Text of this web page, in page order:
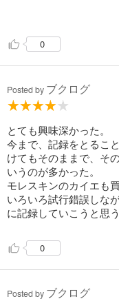
いことは重要です。(48p)
★記録は見返すこと。
0
Posted by ブクログ
とても興味深かった。
今まで、記録をとるこ
けてもそのままで、そ
いうのが多かった。
モレスキンのカイエも
いろいろ試行錯誤しな
に記録していこうと思う
0
Posted by ブクログ